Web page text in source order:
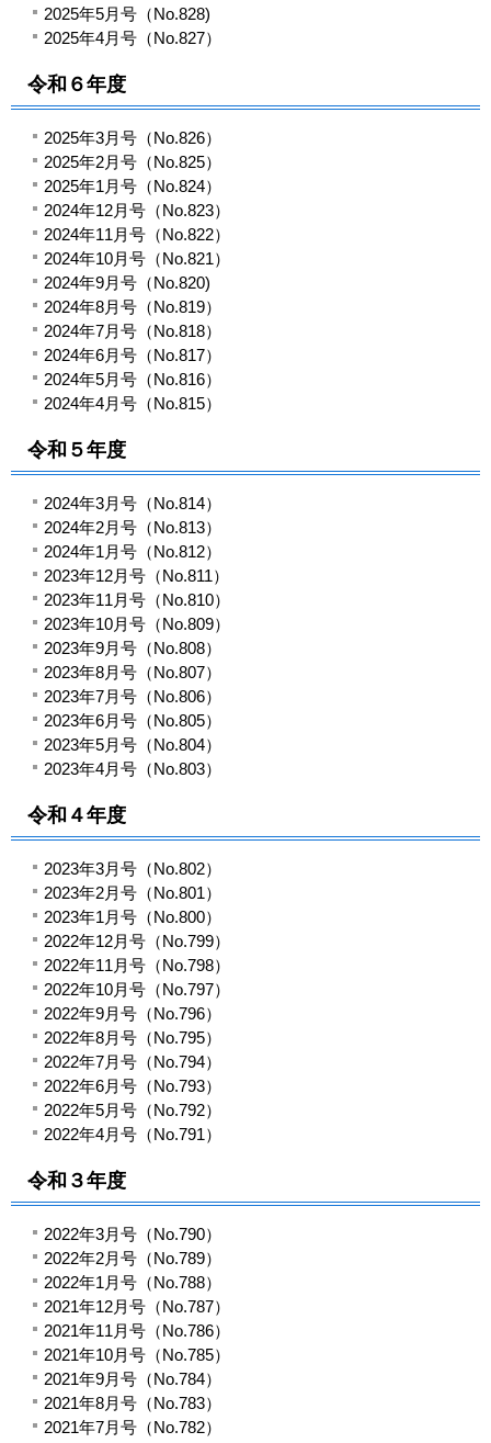
2025年5月号（No.828)
2025年4月号（No.827）
令和６年度
2025年3月号（No.826）
2025年2月号（No.825）
2025年1月号（No.824）
2024年12月号（No.823）
2024年11月号（No.822）
2024年10月号（No.821）
2024年9月号（No.820)
2024年8月号（No.819）
2024年7月号（No.818）
2024年6月号（No.817）
2024年5月号（No.816）
2024年4月号（No.815）
令和５年度
2024年3月号（No.814）
2024年2月号（No.813）
2024年1月号（No.812）
2023年12月号（No.811）
2023年11月号（No.810）
2023年10月号（No.809）
2023年9月号（No.808）
2023年8月号（No.807）
2023年7月号（No.806）
2023年6月号（No.805）
2023年5月号（No.804）
2023年4月号（No.803）
令和４年度
2023年3月号（No.802）
2023年2月号（No.801）
2023年1月号（No.800）
2022年12月号（No.799）
2022年11月号（No.798）
2022年10月号（No.797）
2022年9月号（No.796）
2022年8月号（No.795）
2022年7月号（No.794）
2022年6月号（No.793）
2022年5月号（No.792）
2022年4月号（No.791）
令和３年度
2022年3月号（No.790）
2022年2月号（No.789）
2022年1月号（No.788）
2021年12月号（No.787）
2021年11月号（No.786）
2021年10月号（No.785）
2021年9月号（No.784）
2021年8月号（No.783）
2021年7月号（No.782）